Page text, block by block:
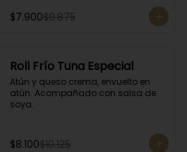
$7.900$9.875
Roll Frío Tuna Especial
Atún y queso crema, envuelto en
atún. Acompañado con salsa de
soya.
$8.100$10.125